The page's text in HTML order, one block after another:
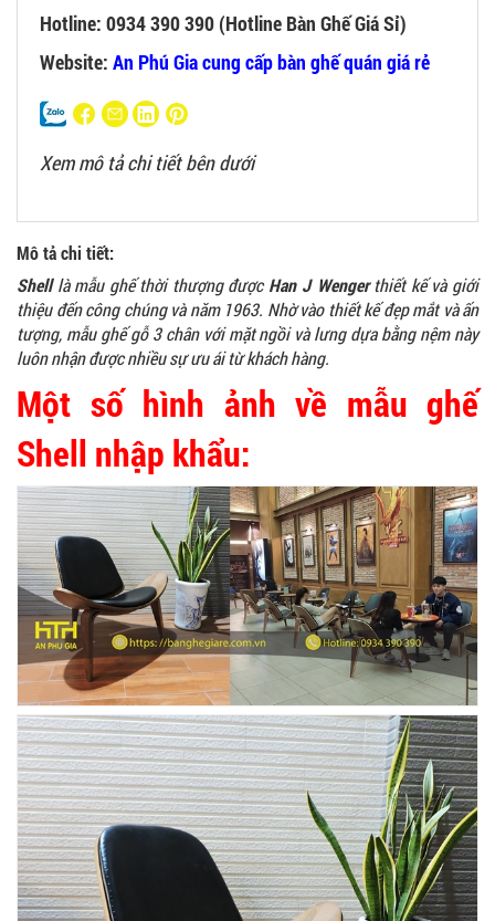
Hotline: 0934 390 390 (Hotline Bàn Ghế Giá Sỉ)
Website: An Phú Gia cung cấp bàn ghế quán giá rẻ
Xem mô tả chi tiết bên dưới
Mô tả chi tiết:
Shelllà mẫu ghế thời thượng đượcHan J Wengerthiết kế và giới
thiệu đến công chúng và năm 1963. Nhờ vào thiết kế đẹp mắt và ấn
tượng, mẫu ghế gỗ 3 chân với mặt ngồi và lưng dựa bằng nệm này
luôn nhận được nhiều sự ưu ái từ khách hàng.
Một số hình ảnh về mẫu ghế
Shell nhập khẩu: